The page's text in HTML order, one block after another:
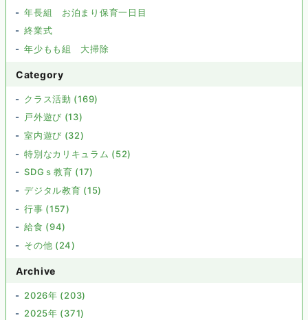
年長組 お泊まり保育一日目
終業式
年少もも組 大掃除
Category
クラス活動 (169)
戸外遊び (13)
室内遊び (32)
特別なカリキュラム (52)
SDGｓ教育 (17)
デジタル教育 (15)
行事 (157)
給食 (94)
その他 (24)
Archive
2026年 (203)
2025年 (371)